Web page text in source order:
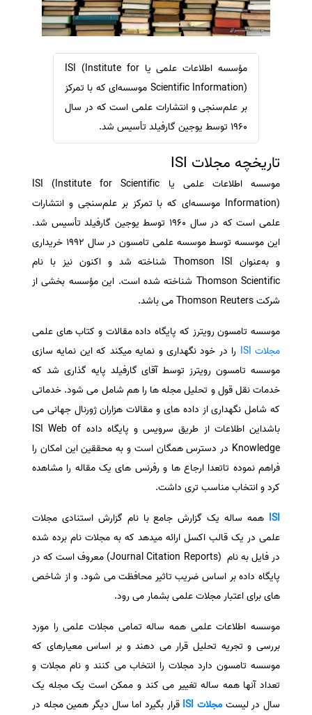
ترجمه عربی به فارسی
مشاهده همه زبان ها
سفارش ویرایش
سفارش پارافریز
سفارش فرمت‌بندی
سفارش کاهش کمیت
سفارش معرفی مجله
سفارش معرفی مقاله
سفارش چکیده مبسوط
سفارش ترجمه مولتی‌مدیا
سفارش گویندگی
سفارش تولید محتوا
سفارش ترجمه همزمان
سفارش چکیده گرافیکی
سفارش انگیزه‌نامه‌SOP
مؤسسه اطلاعات علمی یا ISI (Institute for
Scientific Information)‏ موسسه‌ای که با تمرکز
بر علم‌سنجی و انتشارات علمی است که در سال
۱۹۶۰ توسط یوجین گارفیلد تأسیس شد.
تاریخچه مجلات ISI
موسسه اطلاعات علمی یا ISI (Institute for Scientific
Information)‏ موسسه‌ای که با تمرکز بر علم‌سنجی و انتشارات
علمی است که در سال ۱۹۶۰ توسط یوجین گارفیلد تأسیس شد.
این موسسه توسط موسسه علمی تامسون در سال ۱۹۹۲ خریداری
و به‌عنوان Thomson ISI شناخته شد و اکنون نیز با نام
Thomson Scientific شناخته شده است. این مؤسسه بخشی از
شرکت Thomson Reuters می باشد.
موسسه تامسون رویترز که پایگاه داده مقالات و کتاب های علمی
مجلات ISI
را در خود نگهداری و نمایه میکند که این نمایه سازی
موسسه تامسون رویترز توسط آقای گارفیلد پایه گذاری شد که
خدمات نقل قول و تحلیل مجله ها را هم شامل می شود. خدماتی
که شامل نگهداری از داده های و مقالات هزاران ژورنال جهانی می
باشداین اطلاعات از طریق سرویس و پایگاه داده ISI Web of
Knowledge در دسترس همگان است و به محققین این امکان را
فراهم نموده تاتعدا ارجاع ها و رفرنس های یک مقاله را مشاهده
کرد و انتخاب مناسب تری داشت.
ISI همه ساله یک گزارش جامع با نام گزارش استنادی مجلات
علمی در یک قالب اکسل ارائه میدهد که به مجلات نام برده شده
در فایل به نام (Journal Citation Reports)‏ معروف است که در
پایگاه داده بر اساس ضریب تاثیر محافظت می شود. و از شاخص
های برای اعتبار مجلات علمی بشمار می رود.
موسسه اطلاعات علمی همه ساله تمامی مجلات علمی را مورد
بررسی و تجریه تحلیل قرار می دهند و بر اساس معیارهای که
موسسه تامسون دارد مجلات را انتخاب می کنند و نام مجلات و
تعداد آنها همه ساله تغییر می کند و ممکن است یک مجله یک
سال در لیست مجلات ISI
قرار بگیرد اما سال دیگر همین مجله در